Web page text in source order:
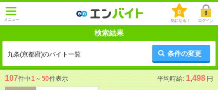
メニュー
0
気になる！ ログイン
検索結果
九条(京都府)のバイト一覧 条件の変更
107件中1 ～ 50件表示 平均時給: 1,498 円